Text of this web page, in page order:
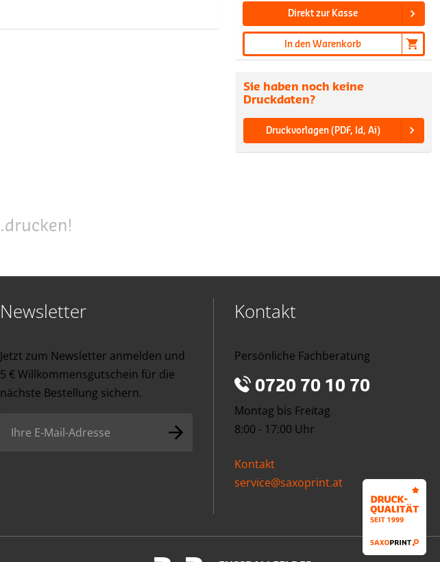
Direkt zur Kasse
In den Warenkorb
Sie haben noch keine
Druckdaten?
Druckvorlagen (PDF, Id, Ai)
Newsletter
Jetzt zum Newsletter anmelden und
5 € Willkommensgutschein für die
nächste Bestellung sichern.
Kontakt
Persönliche Fachberatung
0720 70 10 70
Montag bis Freitag
8:00 - 17:00 Uhr
Kontakt
service@saxoprint.at